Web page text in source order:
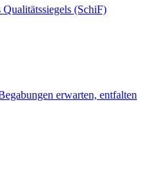
(SchiF)
erwarten, entfalten